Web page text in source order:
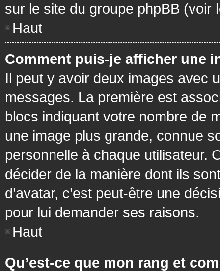
sur le site du groupe phpBB (voir
Haut
Comment puis-je afficher une
Il peut y avoir deux images avec
messages. La première est
blocs indiquant votre nombre de
une image plus grande, connue
personnelle à chaque utilisateur.
décider de la manière dont ils
d’avatar, c’est peut-être une
pour lui demander ses raisons.
Haut
Qu’est-ce que mon rang et